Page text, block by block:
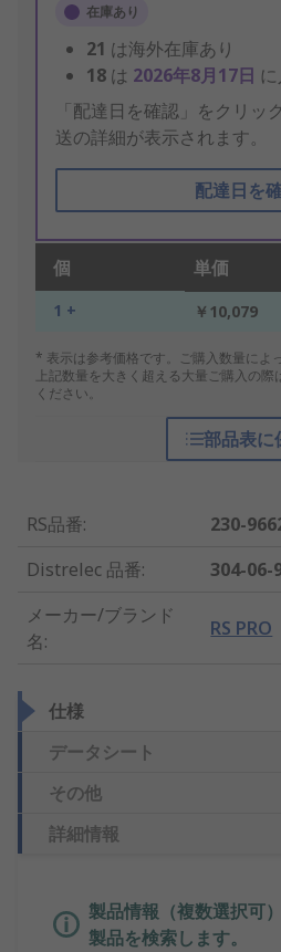
在庫あり
21 は海外在庫あり
18 は 2026年8月17日
「配達日を確認」をクリッ
送の詳細が表示されます。
配達日を
個 単価
1 + ￥10,079
* 表示は参考価格です。ご購入数量によ
上記数量を大きく超える大量ご購入の際
ください。
部品表に
RS品番:
230-
Distrelec 品番:
304-06-
メーカー/ブランド
名:
RS PRO
仕様
データシート
その他
詳細情報
製品情報（複数選択可
製品を検索します。